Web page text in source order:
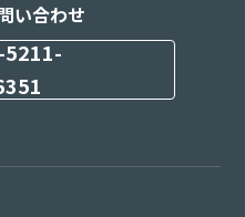
い合わせ
5211-